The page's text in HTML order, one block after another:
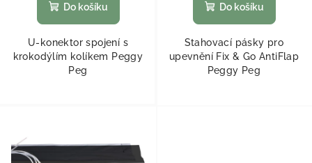
Do košíku
U-konektor spojení s
krokodýlím kolíkem Peggy
Peg
Do košíku
Stahovací pásky pro
upevnění Fix & Go AntiFlap
Peggy Peg